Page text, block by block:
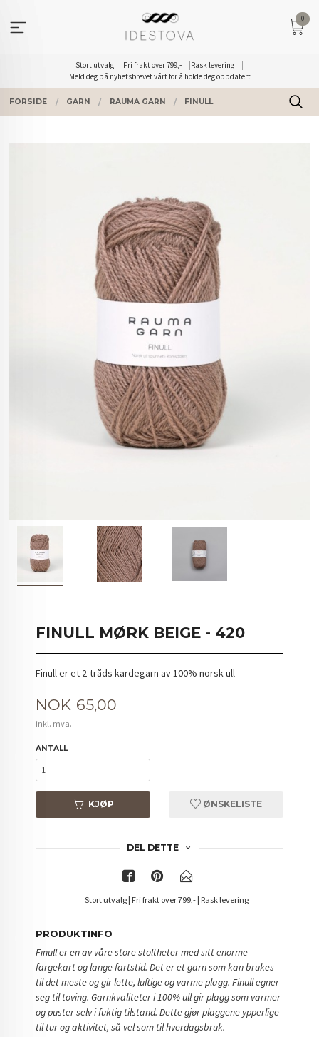
innholdet
Stort utvalg Fri frakt over 799,-
Rask levering
Meld deg på nyhetsbrevet vårt for å holde deg oppdatert
0
FORSIDE GARN RAUMA GARN FINULL
FINULL MØRK BEIGE - 420
Finull er et 2-tråds kardegarn av 100% norsk ull
Pris
NOK 65,00
inkl. mva.
ANTALL
KJØP ØNSKELISTE
DEL DETTE
Stort utvalg | Fri frakt over 799,- | Rask levering
PRODUKTINFO
Finull er en av våre store stoltheter med sitt enorme
fargekart og lange fartstid. Det er et garn som kan brukes
til det meste og gir lette, luftige og varme plagg. Finull egner
seg til toving. Garnkvaliteter i 100% ull gir plagg som varmer
og puster selv i fuktig tilstand. Dette gjør plaggene ypperlige
til tur og aktivitet, så vel som til hverdagsbruk.